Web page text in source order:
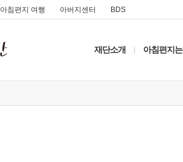
아침편지 여행 아버지센터 BDS
재단소개 아침편지는